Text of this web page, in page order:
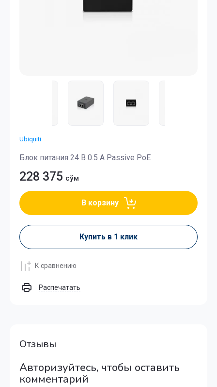
Ubiquiti
Блок питания 24 В 0.5 А Passive PoE
228 375 сўм
В корзину
Купить в 1 клик
К сравнению
Распечатать
Отзывы
Авторизуйтесь, чтобы оставить
комментарий